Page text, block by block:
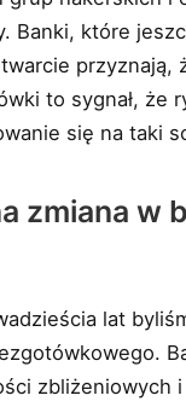
Banki, które
przyznają,
to sygnał, że
się na taki
zmiana w
lat